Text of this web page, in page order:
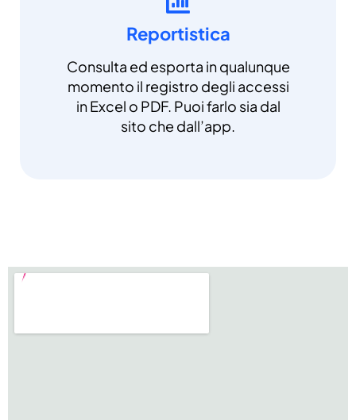
Reportistica
Consulta ed esporta in qualunque
momento il registro degli accessi
in Excel o PDF. Puoi farlo sia dal
sito che dall’app.